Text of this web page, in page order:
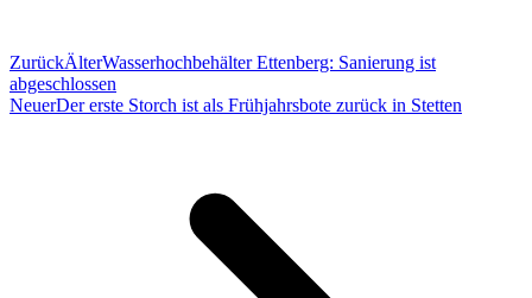
ZurückÄlterWasserhochbehälter Ettenberg: Sanierung ist
abgeschlossen
NeuerDer erste Storch ist als Frühjahrsbote zurück in Stetten